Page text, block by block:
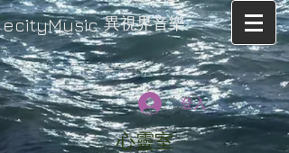
ecityMusic 異視界音樂
登入
心靈室